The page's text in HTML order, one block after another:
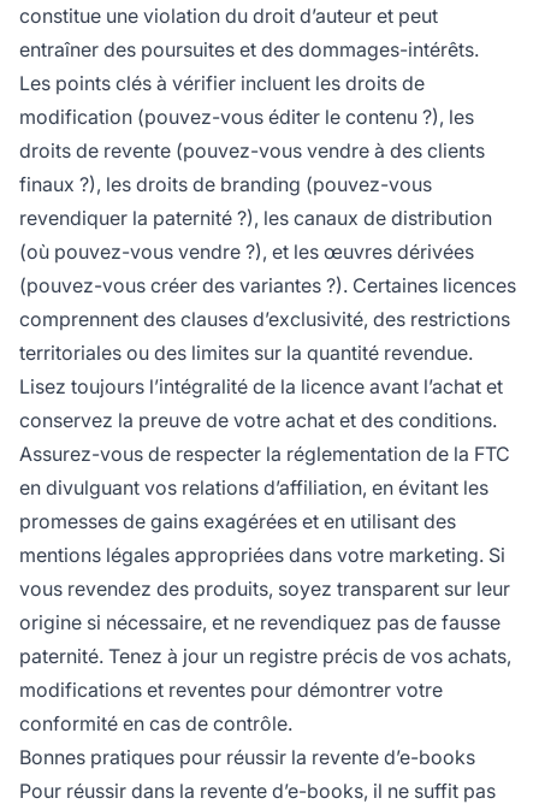
constitue une violation du droit d’auteur et peut
entraîner des poursuites et des dommages-intérêts.
Les points clés à vérifier incluent les droits de
modification (pouvez-vous éditer le contenu ?), les
droits de revente (pouvez-vous vendre à des clients
finaux ?), les droits de branding (pouvez-vous
revendiquer la paternité ?), les canaux de distribution
(où pouvez-vous vendre ?), et les œuvres dérivées
(pouvez-vous créer des variantes ?). Certaines licences
comprennent des clauses d’exclusivité, des restrictions
territoriales ou des limites sur la quantité revendue.
Lisez toujours l’intégralité de la licence avant l’achat et
conservez la preuve de votre achat et des conditions.
Assurez-vous de respecter la réglementation de la FTC
en divulguant vos relations d’affiliation, en évitant les
promesses de gains exagérées et en utilisant des
mentions légales appropriées dans votre marketing. Si
vous revendez des produits, soyez transparent sur leur
origine si nécessaire, et ne revendiquez pas de fausse
paternité. Tenez à jour un registre précis de vos achats,
modifications et reventes pour démontrer votre
conformité en cas de contrôle.
Bonnes pratiques pour réussir la revente d’e-books
Pour réussir dans la revente d’e-books, il ne suffit pas